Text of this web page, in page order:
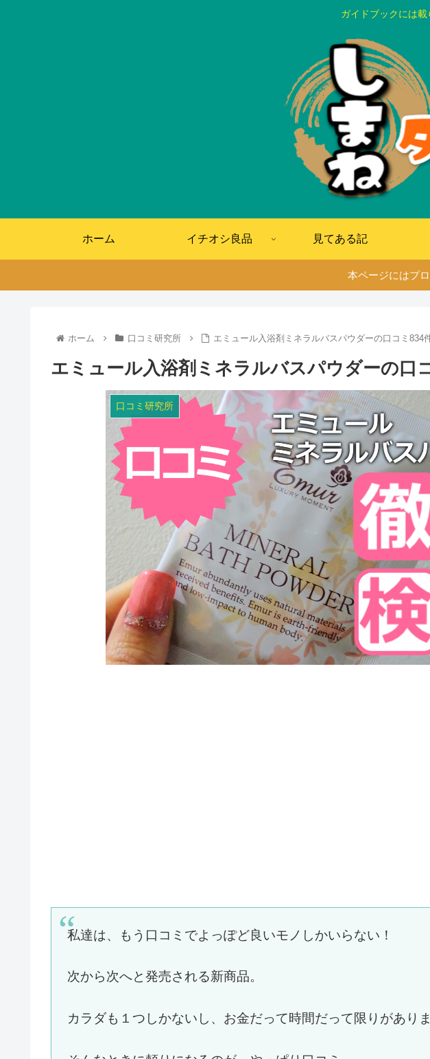
ガイドブックには
ホーム イチオシ良品 見てある記
本ページにはプ
ホーム 口コミ研究所 エミュール入浴剤ミネラルバスパウダーの口コミ834
エミュール入浴剤ミネラルバスパウダーの口
口コミ研究所
私達は、もう口コミでよっぽど良いモノしかいらない！
次から次へと発売される新商品。
カラダも１つしかないし、お金だって時間だって限りがありま